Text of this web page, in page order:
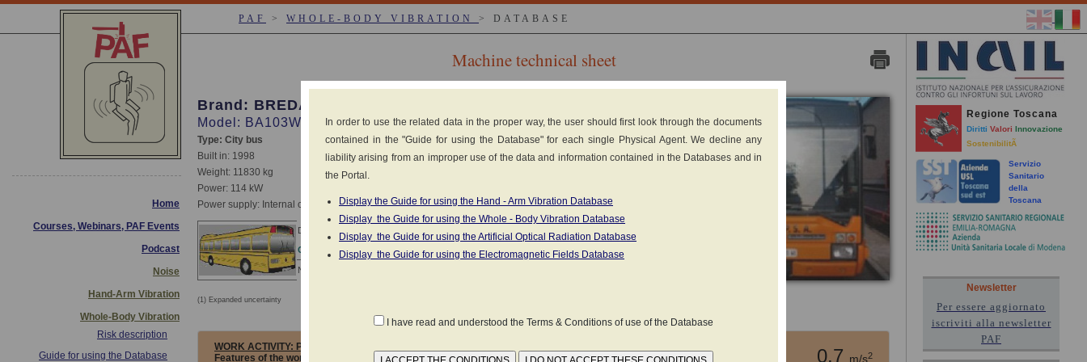
PAF > WHOLE-BODY VIBRATION > DATABASE
Home
Courses, Webinars, PAF Events
Podcast
Noise
Hand-Arm Vibration
Whole-Body Vibration
Risk description
Guide for using the Database
Machine technical sheet
Brand: BREDA-MENARINI
Model: BA103WE
Type: City bus
Built in: 1998
Weight: 11830 kg
Power: 114 kW
Power supply: Internal combustion gasoline engine
Declared values as set forth in the standard
CONDITIONS
MATERIAL
No declared data
(1) Expanded uncertainty
Measurements in the field (Click to view the measurements in the field)
0.7 m/s2
WORK ACTIVITY: PASSENGER TRANSPORT
Features of the work activity (in ITALIAN): TRASPORTO PASSEGGERI
Regione Toscana
Diritti Valori Innovazione
SostenibilitÃ
Servizio
Sanitario
della
Toscana
Newsletter
Per essere aggiornato
iscriviti alla newsletter
PAF
In order to use the related data in the proper way, the user should first look through the documents
contained in the "Guide for using the Database" for each single Physical Agent. We decline any
liability arising from an improper use of the data and information contained in the Databases and in
the Portal.
Display the Guide for using the Hand - Arm Vibration Database
Display the Guide for using the Whole - Body Vibration Database
Display the Guide for using the Artificial Optical Radiation Database
Display the Guide for using the Electromagnetic Fields Database
I have read and understood the Terms & Conditions of use of the Database